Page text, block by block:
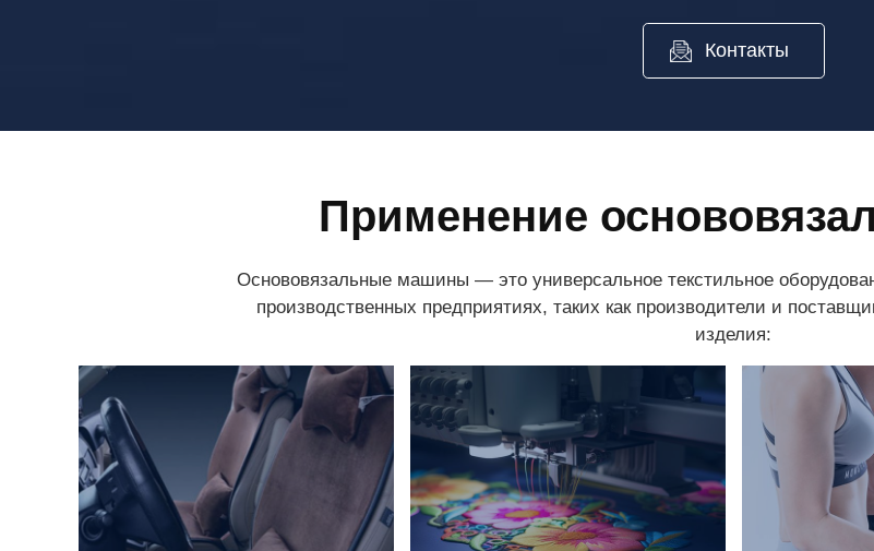
Контакты
Применение
Основовязальные машины — это универсальное текстильное
производственных предприятиях, таких как производители и
изделия: